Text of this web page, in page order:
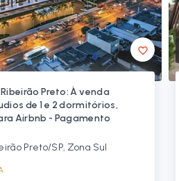
Preto: À venda
de 1 e 2 dormitórios,
Airbnb - Pagamento
Preto/SP, Zona Sul